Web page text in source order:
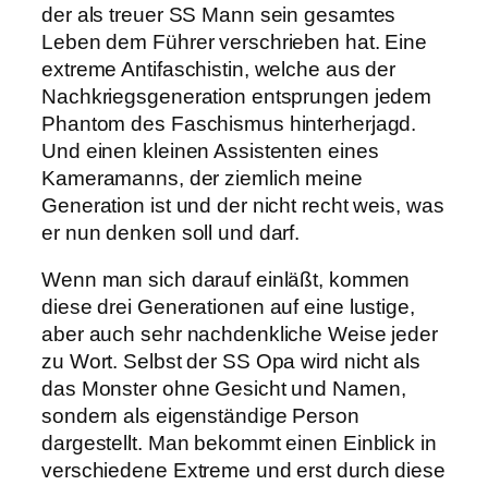
der als treuer SS Mann sein gesamtes
Leben dem Führer verschrieben hat. Eine
extreme Antifaschistin, welche aus der
Nachkriegsgeneration entsprungen jedem
Phantom des Faschismus hinterherjagd.
Und einen kleinen Assistenten eines
Kameramanns, der ziemlich meine
Generation ist und der nicht recht weis, was
er nun denken soll und darf.
Wenn man sich darauf einläßt, kommen
diese drei Generationen auf eine lustige,
aber auch sehr nachdenkliche Weise jeder
zu Wort. Selbst der SS Opa wird nicht als
das Monster ohne Gesicht und Namen,
sondern als eigenständige Person
dargestellt. Man bekommt einen Einblick in
verschiedene Extreme und erst durch diese